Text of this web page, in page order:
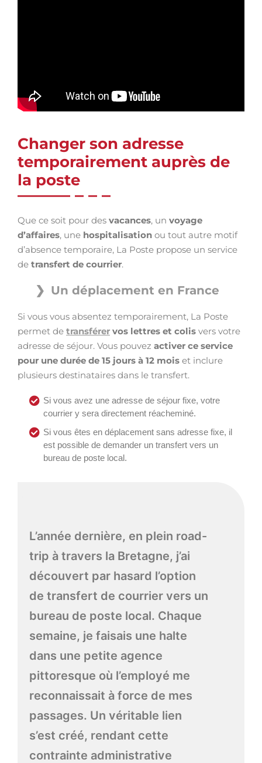
Changer son adresse
temporairement auprès de
la poste
Que ce soit pour des vacances, un voyage
d’affaires, une hospitalisation ou tout autre motif
d’absence temporaire, La Poste propose un service
de transfert de courrier.
Un déplacement en France
Si vous vous absentez temporairement, La Poste
permet de transférer vos lettres et colis vers votre
adresse de séjour. Vous pouvez activer ce service
pour une durée de 15 jours à 12 mois et inclure
plusieurs destinataires dans le transfert.
Si vous avez une adresse de séjour fixe, votre
courrier y sera directement réacheminé.
Si vous êtes en déplacement sans adresse fixe, il
est possible de demander un transfert vers un
bureau de poste local.
L’année dernière, en plein road-
trip à travers la Bretagne, j’ai
découvert par hasard l’option
de transfert de courrier vers un
bureau de poste local. Chaque
semaine, je faisais une halte
dans une petite agence
pittoresque où l’employé me
reconnaissait à force de mes
passages. Un véritable lien
s’est créé, rendant cette
contrainte administrative